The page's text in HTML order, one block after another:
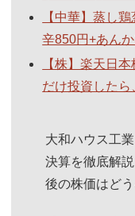
【中華】蒸し
辛850円+あん
【株】楽天日
だけ投資した
大和ハウス工
決算を徹底解
後の株価はどう